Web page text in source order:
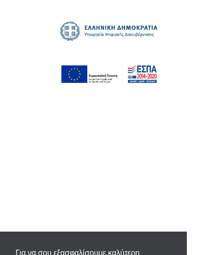
Για να σου εξασφαλίσουμε καλύτερη